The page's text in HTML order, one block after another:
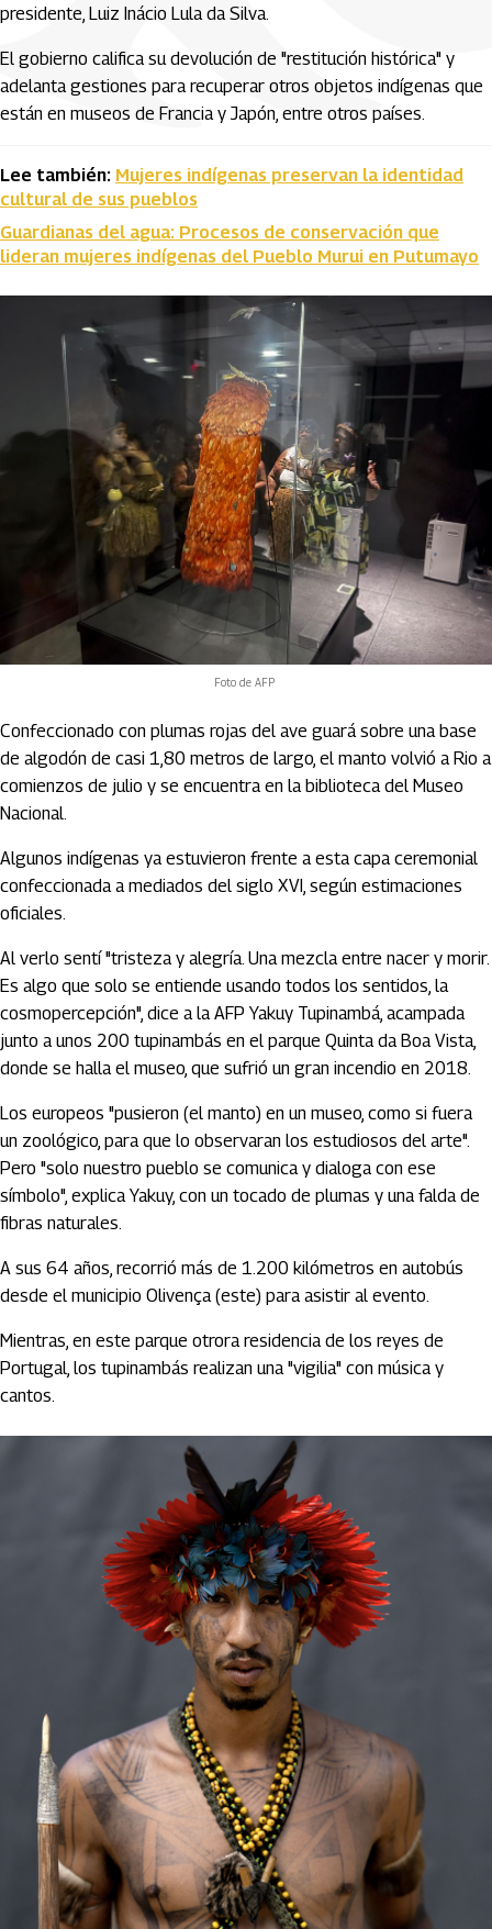
presidente, Luiz Inácio Lula da Silva.
El gobierno califica su devolución de "restitución histórica" y
adelanta gestiones para recuperar otros objetos indígenas que
están en museos de Francia y Japón, entre otros países.
Lee también: Mujeres indígenas preservan la identidad
cultural de sus pueblos
Guardianas del agua: Procesos de conservación que
lideran mujeres indígenas del Pueblo Murui en Putumayo
Foto de AFP
Confeccionado con plumas rojas del ave guará sobre una base
de algodón de casi 1,80 metros de largo, el manto volvió a Rio a
comienzos de julio y se encuentra en la biblioteca del Museo
Nacional.
Algunos indígenas ya estuvieron frente a esta capa ceremonial
confeccionada a mediados del siglo XVI, según estimaciones
oficiales.
Al verlo sentí "tristeza y alegría. Una mezcla entre nacer y morir.
Es algo que solo se entiende usando todos los sentidos, la
cosmopercepción", dice a la AFP Yakuy Tupinambá, acampada
junto a unos 200 tupinambás en el parque Quinta da Boa Vista,
donde se halla el museo, que sufrió un gran incendio en 2018.
Los europeos "pusieron (el manto) en un museo, como si fuera
un zoológico, para que lo observaran los estudiosos del arte".
Pero "solo nuestro pueblo se comunica y dialoga con ese
símbolo", explica Yakuy, con un tocado de plumas y una falda de
fibras naturales.
A sus 64 años, recorrió más de 1.200 kilómetros en autobús
desde el municipio Olivença (este) para asistir al evento.
Mientras, en este parque otrora residencia de los reyes de
Portugal, los tupinambás realizan una "vigilia" con música y
cantos.